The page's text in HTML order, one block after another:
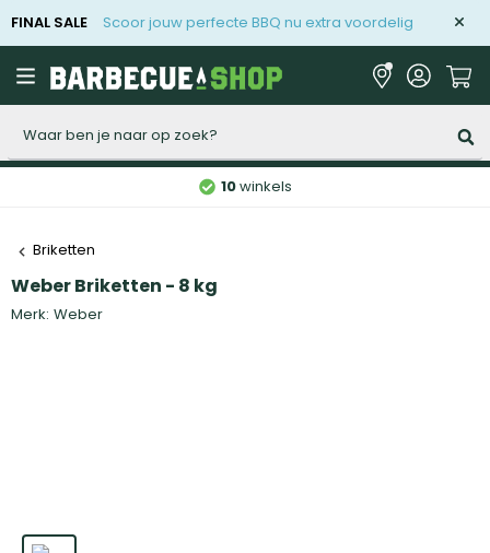
FINAL SALE Scoor jouw perfecte BBQ nu extra voordelig
10winkels
Briketten
Weber Briketten - 8 kg
Merk: Weber